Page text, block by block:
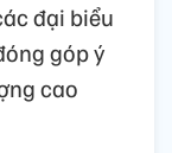
đại biểu
góp ý
cao